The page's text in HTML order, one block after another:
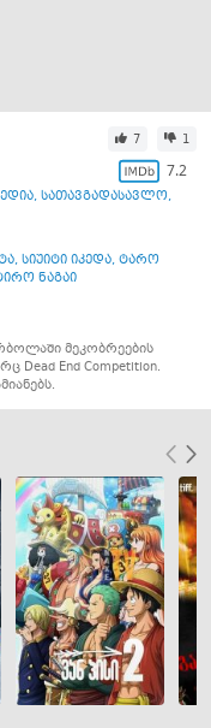
7 1
7.2
, სათავგადასავლო,
, სიუიტი იკედა, ტარო
ნაგაი
მეკობრეების
End Competition.